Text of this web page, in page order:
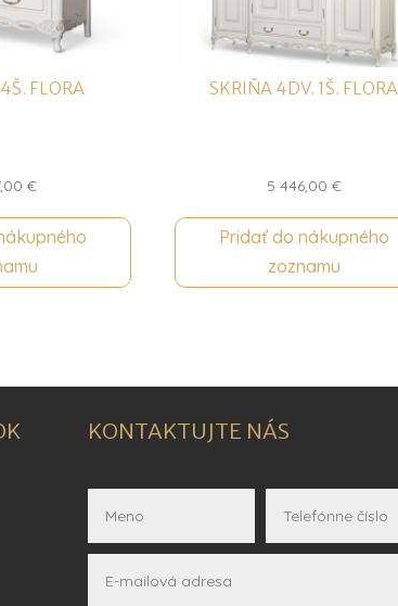
FLORA
€
SKRIŇA 4DV. 1Š. FLORA
5 446,00 €
Pridať do nákupného
zoznamu
KONTAKTUJTE NÁS